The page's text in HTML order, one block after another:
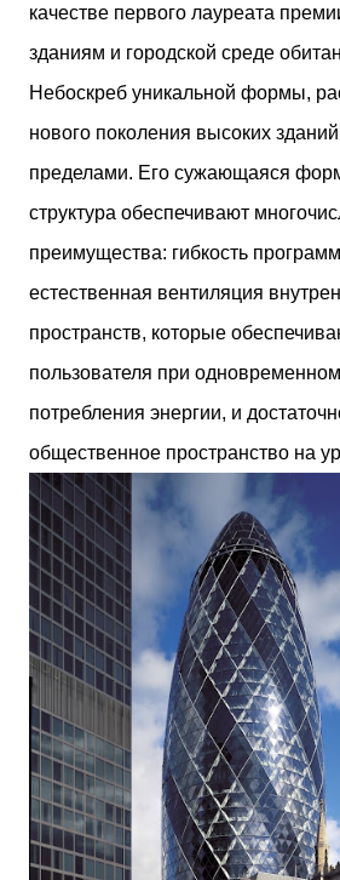
качестве первого лауреата
зданиям и городской среде
Небоскреб уникальной формы,
нового поколения высоких
пределами. Его сужающаяся
структура обеспечивают
преимущества: гибкость
естественная вентиляция
пространств, которые
пользователя при
потребления энергии, и
общественное пространство на